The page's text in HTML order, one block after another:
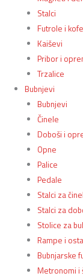
Stalci
Futrole i
Kaiševi
Pribor i
Trzalice
Bubnjevi
Bubnjevi
Činele
Doboši i
Opne
Palice
Pedale
Stalci za
Stalci za
Stolice za
Rampe i
Bubnjarske
Metronomi i